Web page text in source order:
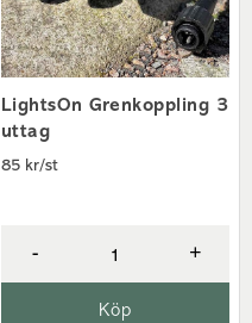
LightsOn Grenkoppling 3
uttag
85 kr/st
- +
Köp